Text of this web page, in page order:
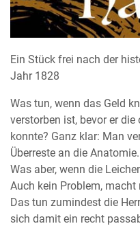
Ein Stück frei nach der
Jahr 1828
Was tun, wenn das Geld
verstorben ist, bevor er
konnte? Ganz klar: Man
Überreste an die Anatomie.
Was aber, wenn die
Auch kein Problem,
Das tun zumindest die
sich damit ein recht